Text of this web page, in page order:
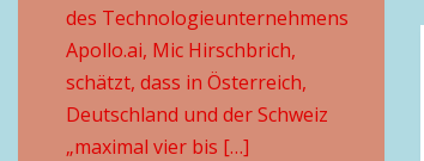
des Technologieunternehmens
Apollo.ai, Mic Hirschbrich,
schätzt, dass in Österreich,
Deutschland und der Schweiz
„maximal vier bis […]